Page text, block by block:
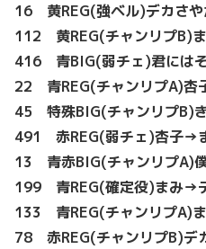
16 黄REG(強ベル)デカさ
112 黄REG(チャンリプB)
416 青BIG(弱チェ)君には
22 青REG(チャンリプA)杏
45 特殊BIG(チャンリプB)
491 赤REG(弱チェ)杏子→
13 青赤BIG(チャンリプA)
199 青REG(確定役)まみ→
133 青REG(チャンリプA)
78 赤REG(チャンリプB)デ